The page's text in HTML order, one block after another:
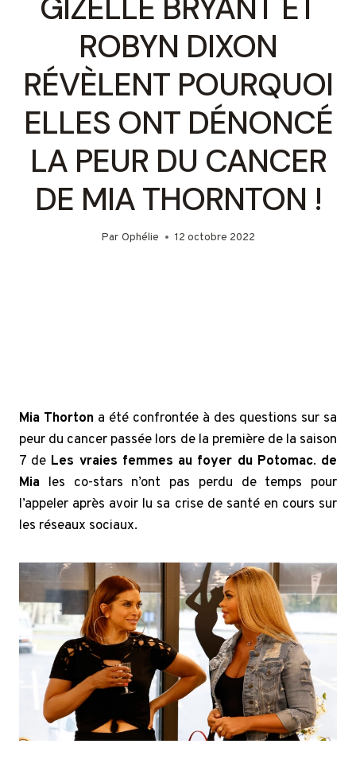
ROBYN DIXON
RÉVÈLENT POURQUOI
ELLES ONT DÉNONCÉ
LA PEUR DU CANCER
DE MIA THORNTON !
Par Ophélie 12 octobre 2022
Mia Thorton a été confrontée à des questions sur sa
peur du cancer passée lors de la première de la saison
7 de Les vraies femmes au foyer du Potomac. de
Mia les co-stars n’ont pas perdu de temps pour
l’appeler après avoir lu sa crise de santé en cours sur
les réseaux sociaux.